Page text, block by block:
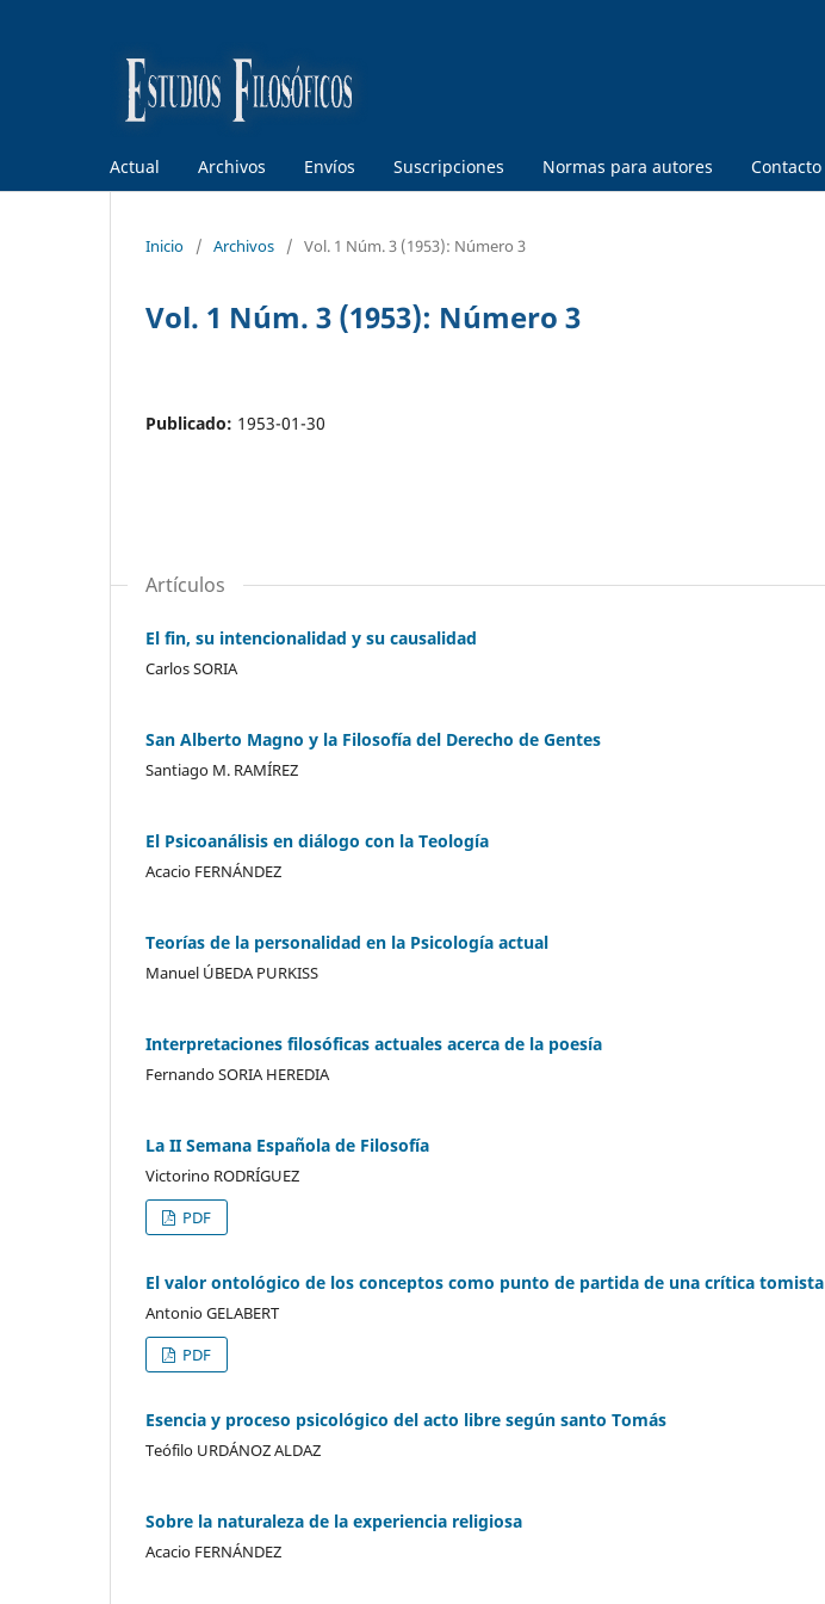
Actual Archivos Envíos Suscripciones Normas para autores Contacto
Inicio / Archivos / Vol. 1 Núm. 3 (1953): Número 3
Vol. 1 Núm. 3 (1953): Número 3
Publicado: 1953-01-30
Artículos
El fin, su intencionalidad y su causalidad
Carlos SORIA
San Alberto Magno y la Filosofía del Derecho de Gentes
Santiago M. RAMÍREZ
El Psicoanálisis en diálogo con la Teología
Acacio FERNÁNDEZ
Teorías de la personalidad en la Psicología actual
Manuel ÚBEDA PURKISS
Interpretaciones filosóficas actuales acerca de la poesía
Fernando SORIA HEREDIA
La II Semana Española de Filosofía
Victorino RODRÍGUEZ
PDF
El valor ontológico de los conceptos como punto de partida de una crítica tomista
Antonio GELABERT
PDF
Esencia y proceso psicológico del acto libre según santo Tomás
Teófilo URDÁNOZ ALDAZ
Sobre la naturaleza de la experiencia religiosa
Acacio FERNÁNDEZ